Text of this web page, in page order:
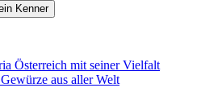
Österreich mit seiner Vielfalt
Gewürze aus aller Welt